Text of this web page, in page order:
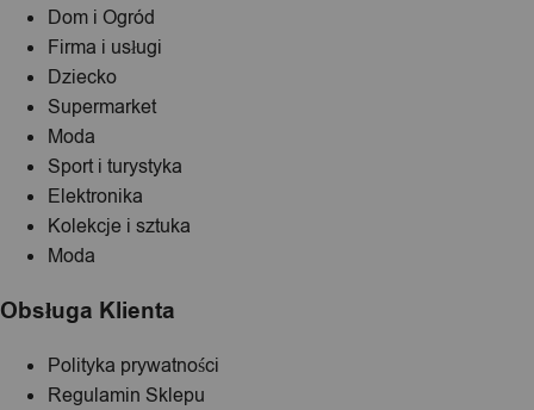
Dom i Ogród
Firma i usługi
Dziecko
Supermarket
Moda
Sport i turystyka
Elektronika
Kolekcje i sztuka
Moda
Obsługa Klienta
Polityka prywatności
Regulamin Sklepu